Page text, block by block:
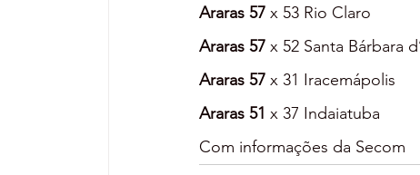
Araras 57 x 53 Rio Claro
Araras 57 x 52 Santa Bárbara
Araras 57 x 31 Iracemápolis
Araras 51 x 37 Indaiatuba
Com informações da Secom